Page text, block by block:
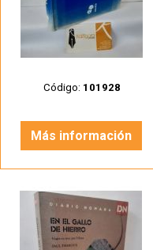
Código: 101928
Más información